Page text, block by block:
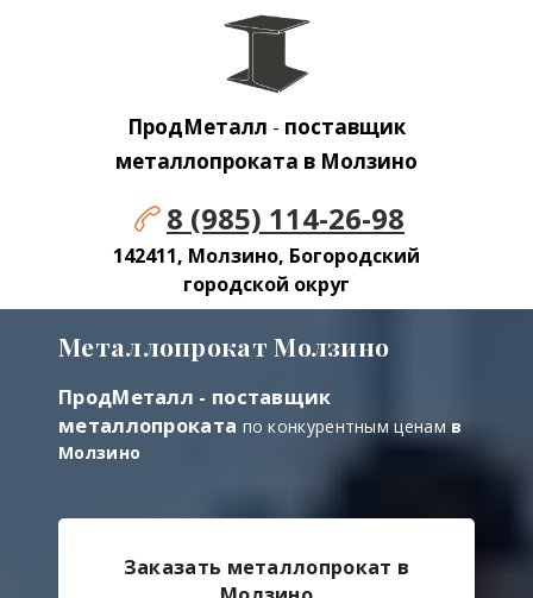
ПродМеталл - поставщик
металлопроката в Молзино
8 (985) 114-26-98
142411, Молзино, Богородский
городской округ
Металлопрокат Молзино
ПродМеталл - поставщик
металлопроката по конкурентным ценамв
Молзино
Заказать металлопрокат в